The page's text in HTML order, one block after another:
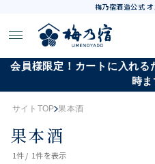
梅乃宿酒造公式
会員様限定！カートに入れる
時ま
サイトTOP 果本酒
果本酒
1件 / 1件を表示